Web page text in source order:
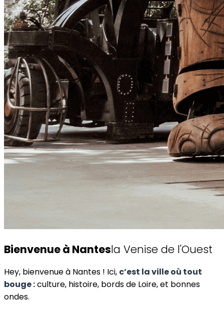
Bienvenue à Nantesla Venise de l'Ouest
Hey, bienvenue à Nantes ! Ici, c’est la ville où tout
bouge :culture, histoire, bords de Loire, et bonnes
ondes.